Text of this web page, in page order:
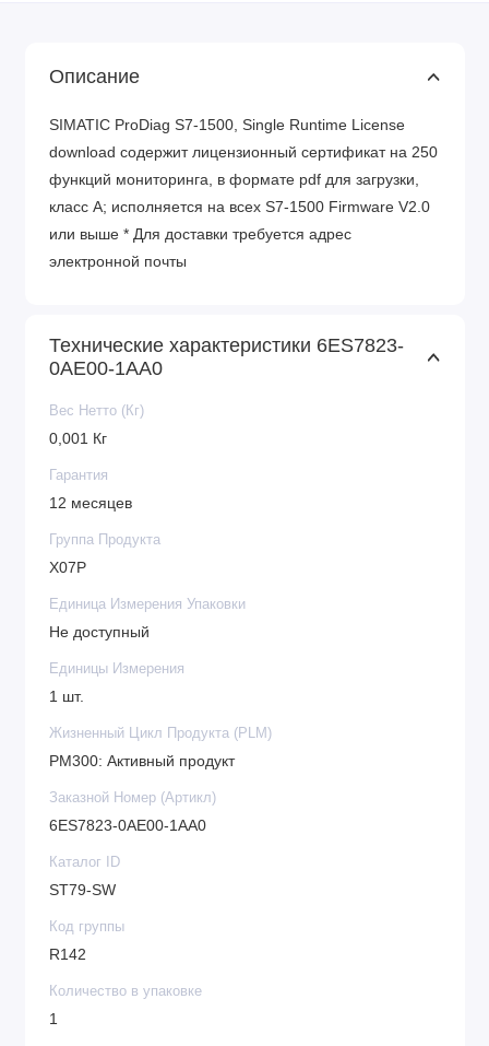
Описание
SIMATIC ProDiag S7-1500, Single Runtime License
download содержит лицензионный сертификат на 250
функций мониторинга, в формате pdf для загрузки,
класс A; исполняется на всех S7-1500 Firmware V2.0
или выше * Для доставки требуется адрес
электронной почты
Технические характеристики 6ES7823-
0AE00-1AA0
Вес Нетто (Кг)
0,001 Кг
Гарантия
12 месяцев
Группа Продукта
X07P
Единица Измерения Упаковки
Не доступный
Единицы Измерения
1 шт.
Жизненный Цикл Продукта (PLM)
PM300: Активный продукт
Заказной Номер (Артикл)
6ES7823-0AE00-1AA0
Каталог ID
ST79-SW
Код группы
R142
Количество в упаковке
1